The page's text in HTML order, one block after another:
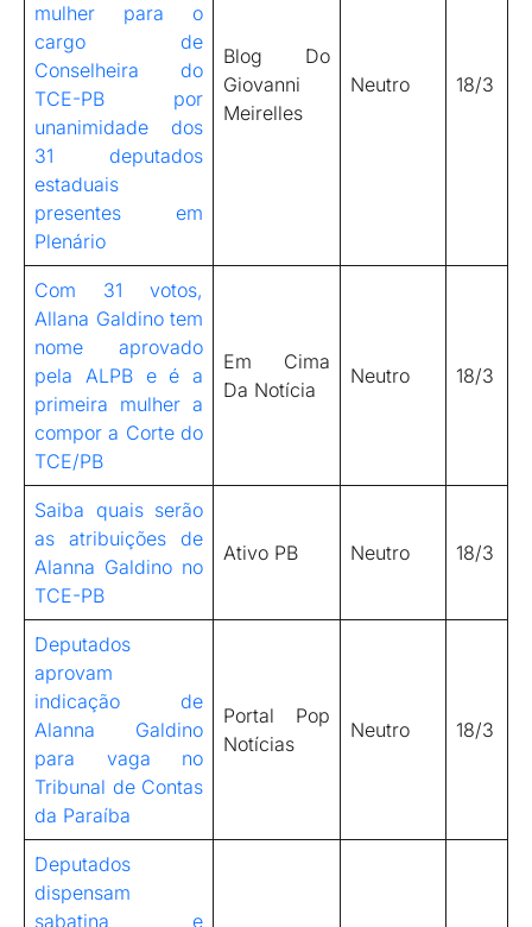
mulher para o
cargo de
Conselheira do
TCE-PB por
unanimidade dos
31 deputados
estaduais
presentes em
Plenário
Blog Do
Giovanni
Meirelles
Neutro 18/3
Com 31 votos,
Allana Galdino tem
nome aprovado
pela ALPB e é a
primeira mulher a
compor a Corte do
TCE/PB
Em Cima
Da Notícia
Neutro 18/3
Saiba quais serão
as atribuições de
Alanna Galdino no
TCE-PB
Ativo PB Neutro 18/3
Deputados
aprovam
indicação de
Alanna Galdino
para vaga no
Tribunal de Contas
da Paraíba
Portal Pop
Notícias
Neutro 18/3
Deputados
dispensam
sabatina e